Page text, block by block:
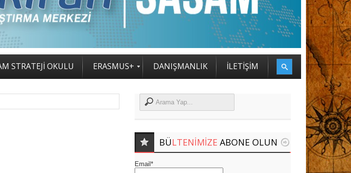
STRATEJİ OKULU ERASMUS+ DANIŞMANLIK İLETİŞİM
BÜLTENIMIZEABONE OLUN
Email*